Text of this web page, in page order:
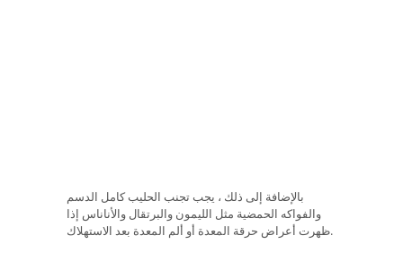
بالإضافة إلى ذلك ، يجب تجنب الحليب كامل الدسم
والفواكه الحمضية مثل الليمون والبرتقال والأناناس إذا
ظهرت أعراض حرقة المعدة أو ألم المعدة بعد الاستهلاك.